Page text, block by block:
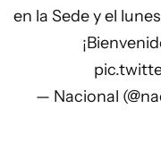
en la Sede y el
— Nacional